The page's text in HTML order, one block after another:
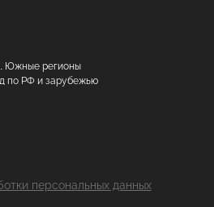
Южные регионы
по РФ и зарубежью
персональных данных